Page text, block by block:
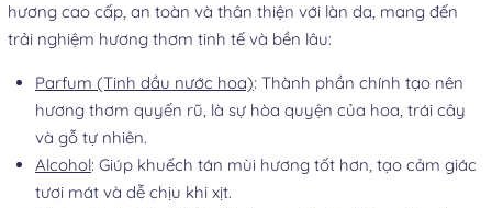
hương cao cấp, an toàn và thân thiện với làn da, mang đến
trải nghiệm hương thơm tinh tế và bền lâu:
Parfum (Tinh dầu nước hoa): Thành phần chính tạo nên
hương thơm quyến rũ, là sự hòa quyện của hoa, trái cây
và gỗ tự nhiên.
Alcohol: Giúp khuếch tán mùi hương tốt hơn, tạo cảm giác
tươi mát và dễ chịu khi xịt.